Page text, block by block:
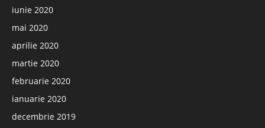
iunie 2020
mai 2020
aprilie 2020
martie 2020
februarie 2020
ianuarie 2020
decembrie 2019